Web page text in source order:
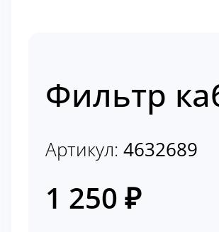
Фильтр
Артикул: 4632689
1 250 ₽